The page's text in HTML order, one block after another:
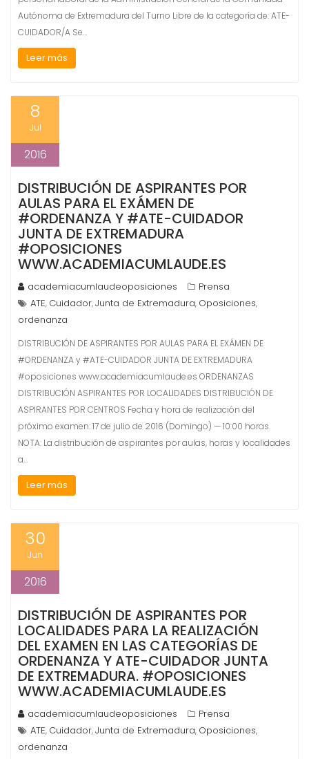
Autónoma de Extremadura del Turno Libre de la categoría de: ATE-
CUIDADOR/A Se…
Leer más
8
Jul
2016
DISTRIBUCIÓN DE ASPIRANTES POR
AULAS PARA EL EXÁMEN DE
#ORDENANZA Y #ATE-CUIDADOR
JUNTA DE EXTREMADURA
#OPOSICIONES
WWW.ACADEMIACUMLAUDE.ES
academiacumlaudeoposiciones
Prensa
ATE, Cuidador,Junta de Extremadura, Oposiciones,
ordenanza
DISTRIBUCIÓN DE ASPIRANTES POR AULAS PARA EL EXÁMEN DE
#ORDENANZA y #ATE-CUIDADOR JUNTA DE EXTREMADURA
#oposiciones www.academiacumlaude.es ORDENANZAS
DISTRIBUCIÓN ASPIRANTES POR LOCALIDADES DISTRIBUCIÓN DE
ASPIRANTES POR CENTROS Fecha y hora de realización del
próximo examen: 17 de julio de 2016 (Domingo) — 10:00 horas.
NOTA: La distribución de aspirantes por aulas, horas y localidades
a…
Leer más
30
Jun
2016
DISTRIBUCIÓN DE ASPIRANTES POR
LOCALIDADES PARA LA REALIZACIÓN
DEL EXAMEN EN LAS CATEGORÍAS DE
ORDENANZA Y ATE-CUIDADOR JUNTA
DE EXTREMADURA. #OPOSICIONES
WWW.ACADEMIACUMLAUDE.ES
academiacumlaudeoposiciones
Prensa
ATE, Cuidador,Junta de Extremadura, Oposiciones,
ordenanza